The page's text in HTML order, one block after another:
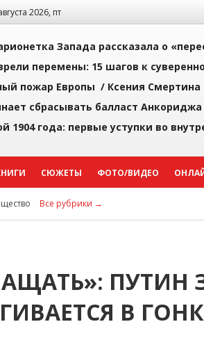
2026, пт
Запада рассказала о
перемены: 15 шагов к
пожар Европы / Ксения Смертина
сбрасывать балласт
1904 года: первые уступки во
СЮЖЕТЫ ФОТО/ВИДЕО
Все рубрики →
ПУТИН
В